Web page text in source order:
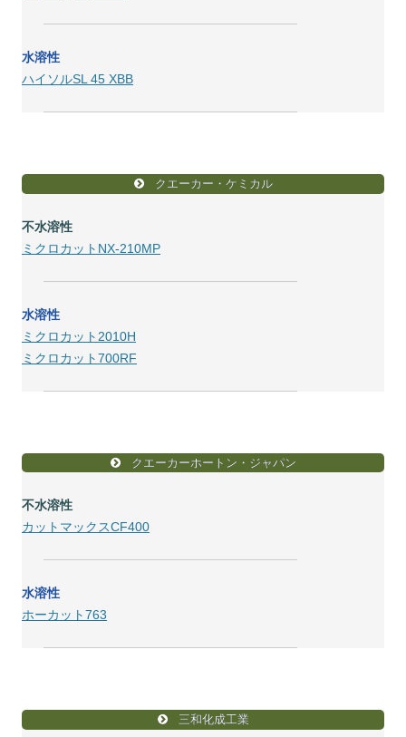
水溶性
ハイソルSL 45 XBB
クエーカー・ケミカル
不水溶性
ミクロカットNX-210MP
水溶性
ミクロカット2010H
ミクロカット700RF
クエーカーホートン・ジャパン
不水溶性
カットマックスCF400
水溶性
ホーカット763
三和化成工業